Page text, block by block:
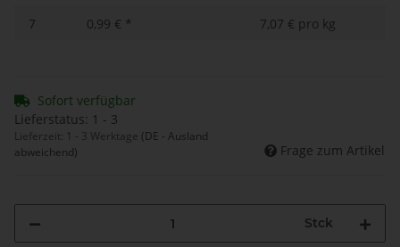
7
0,99 € * 7,07 € pro kg
Sofort verfügbar
Lieferstatus: 1 - 3
Lieferzeit: 1 - 3 Werktage (DE - Ausland
abweichend)
Frage zum Artikel
Stck